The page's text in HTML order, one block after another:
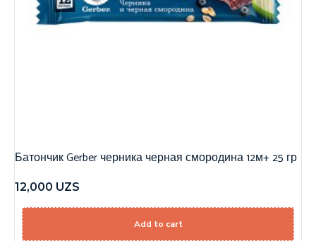
Батончик Gerber черника черная смородина 12м+ 25 гр
12,000 UZS
Add to cart